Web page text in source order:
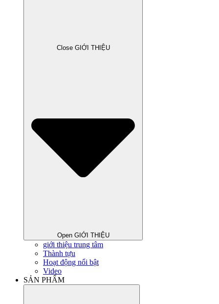
Close GIỚI THIỆU
Open GIỚI THIỆU
giới thiệu trung tâm
Thành tựu
Hoạt động nổi bật
Video
SẢN PHẨM